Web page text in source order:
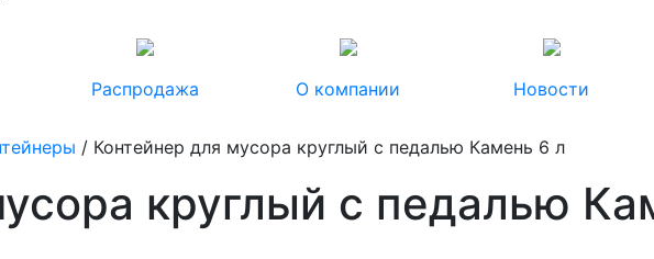
Распродажа О компании Новости
/ Контейнер для мусора круглый с педалью Камень 6 л
круглый с педалью